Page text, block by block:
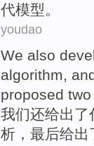
代模型 。
youdao
We also
algorithm,
proposed two
我们还给出了
析 ， 最后给出